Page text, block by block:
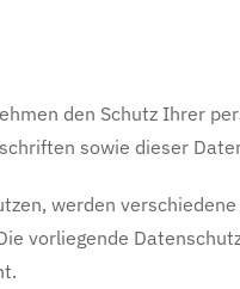
den Schutz Ihrer
sowie dieser
werden
vorliegende